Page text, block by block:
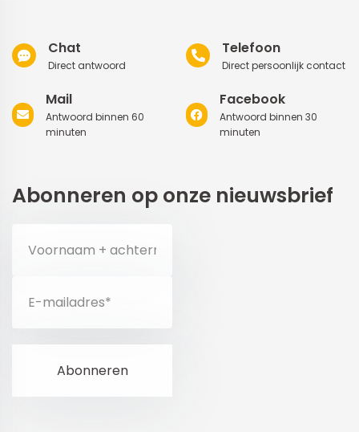
Chat
Direct antwoord
Telefoon
Direct persoonlijk contact
Mail
Antwoord binnen 60
minuten
Facebook
Antwoord binnen 30
minuten
Abonneren op onze nieuwsbrief